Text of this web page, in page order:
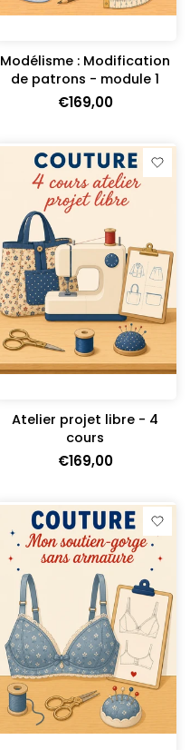
Modélisme : Modification
de patrons - module 1
€169,00
Atelier projet libre - 4
cours
€169,00